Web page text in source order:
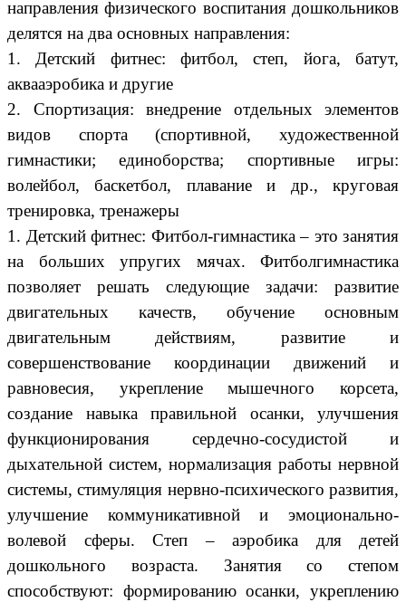
направления физического воспитания дошкольников
делятся на два основных направления:
1. Детский фитнес: фитбол, степ, йога, батут,
аквааэробика и другие
2. Спортизация: внедрение отдельных элементов
видов спорта (спортивной, художественной
гимнастики; единоборства; спортивные игры:
волейбол, баскетбол, плавание и др., круговая
тренировка, тренажеры
1. Детский фитнес: Фитбол-гимнастика – это занятия
на больших упругих мячах. Фитболгимнастика
позволяет решать следующие задачи: развитие
двигательных качеств, обучение основным
двигательным действиям, развитие и
совершенствование координации движений и
равновесия, укрепление мышечного корсета,
создание навыка правильной осанки, улучшения
функционирования сердечно-сосудистой и
дыхательной систем, нормализация работы нервной
системы, стимуляция нервно-психического развития,
улучшение коммуникативной и эмоционально-
волевой сферы. Степ – аэробика для детей
дошкольного возраста. Занятия со степом
способствуют: формированию осанки, укреплению